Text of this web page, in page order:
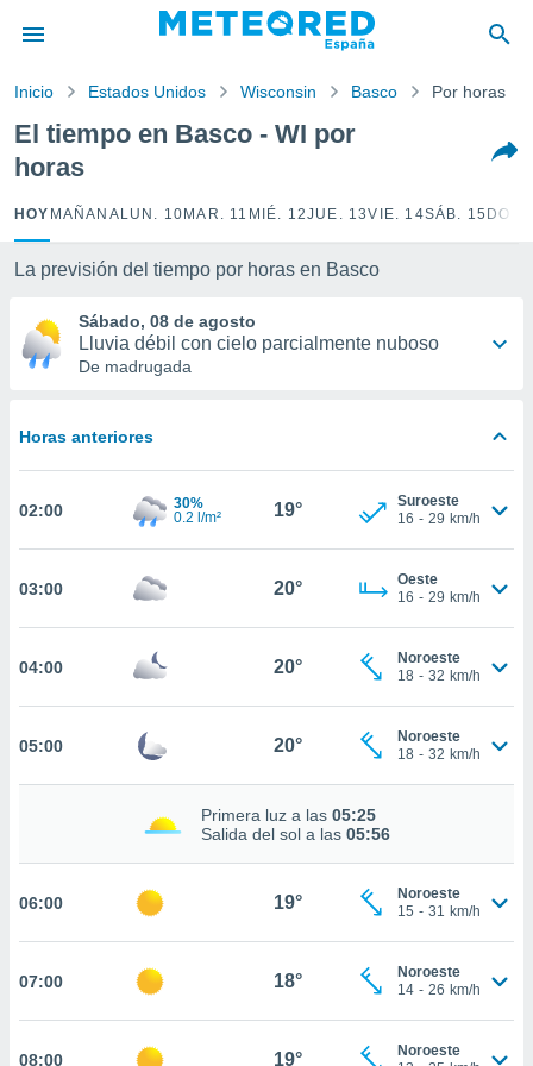
por
para
la
calidad.
a este
las
y
forma
basada
permite
coste.
botón
a la
todas
ya sean
en
perfil
y
CONTINUAR
Inicio Estados Unidos Wisconsin Basco Por horas
El tiempo en Basco - WI por
horas
HOY MAÑANA LUN. 10 MAR. 11 MIÉ. 12JUE. 13VIE. 14SÁB. 15
La previsión del tiempo por horas en Basco
Sábado, 08 de agosto
Lluvia débil con cielo parcialmente nuboso
De madrugada
Horas anteriores
02:00
30%
0.2 l/m²
19°
Suroeste
16 - 29 km/h
03:00 20°
Oeste
16 - 29 km/h
04:00 20°
Noroeste
18 - 32 km/h
05:00 20°
Noroeste
18 - 32 km/h
Primera luz a las 05:25
Salida del sol a las 05:56
06:00 19°
Noroeste
15 - 31 km/h
07:00 18°
Noroeste
14 - 26 km/h
08:00 19°
Noroeste